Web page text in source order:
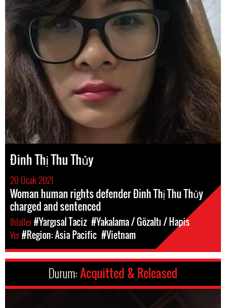
Đinh Thị Thu Thủy
20 Ocak 2021
Woman human rights defender Đinh Thị Thu Thủy
charged and sentenced
Ihlaller#Yargısal Taciz #Yakalama / Gözaltı / Hapis
Yer#Region: Asia Pacific #Vietnam
Durum:Acquitted & Released